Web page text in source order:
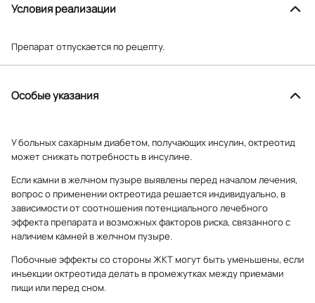
Условия реализации
Препарат отпускается по рецепту.
Особые указания
У больных сахарным диабетом, получающих инсулин, октреотид
может снижать потребность в инсулине.
Если камни в желчном пузыре выявлены перед началом лечения,
вопрос о применении октреотида решается индивидуально, в
зависимости от соотношения потенциального лечебного
эффекта препарата и возможных факторов риска, связанного с
наличием камней в желчном пузыре.
Побочные эффекты со стороны ЖКТ могут быть уменьшены, если
инъекции октреотида делать в промежутках между приемами
пищи или перед сном.